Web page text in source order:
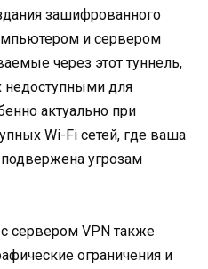
зашифрованного
и сервером
через этот туннель,
недоступными для
актуально при
Wi-Fi сетей, где ваша
угрозам
сервером VPN также
ограничения и